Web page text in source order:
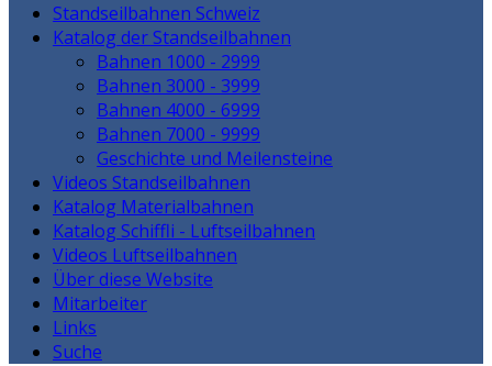
Standseilbahnen Schweiz
Katalog der Standseilbahnen
Bahnen 1000 - 2999
Bahnen 3000 - 3999
Bahnen 4000 - 6999
Bahnen 7000 - 9999
Geschichte und Meilensteine
Videos Standseilbahnen
Katalog Materialbahnen
Katalog Schiffli - Luftseilbahnen
Videos Luftseilbahnen
Über diese Website
Mitarbeiter
Links
Suche